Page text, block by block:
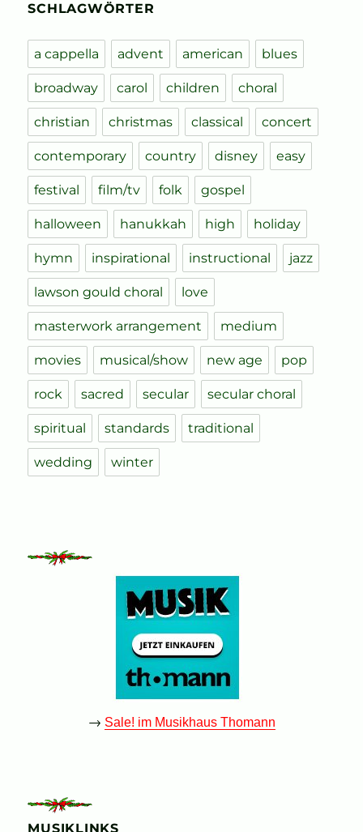
SCHLAGWÖRTER
a cappella advent american blues
broadway carol children choral
christian christmas classical concert
contemporary country disney easy
festival film/tv folk gospel
halloween hanukkah high holiday
hymn inspirational instructional jazz
lawson gould choral love
masterwork arrangement medium
movies musical/show new age pop
rock sacred secular secular choral
spiritual standards traditional
wedding winter
→ Sale! im Musikhaus Thomann
MUSIKLINKS